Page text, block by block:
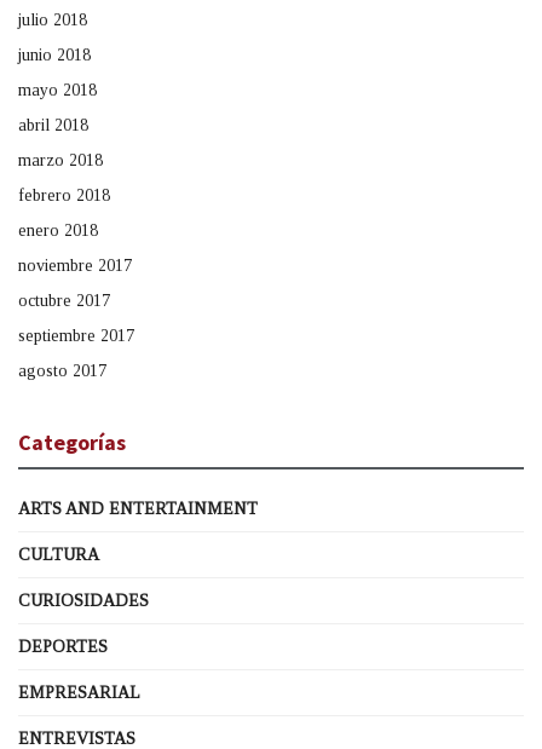
julio 2018
junio 2018
mayo 2018
abril 2018
marzo 2018
febrero 2018
enero 2018
noviembre 2017
octubre 2017
septiembre 2017
agosto 2017
Categorías
ARTS AND ENTERTAINMENT
CULTURA
CURIOSIDADES
DEPORTES
EMPRESARIAL
ENTREVISTAS